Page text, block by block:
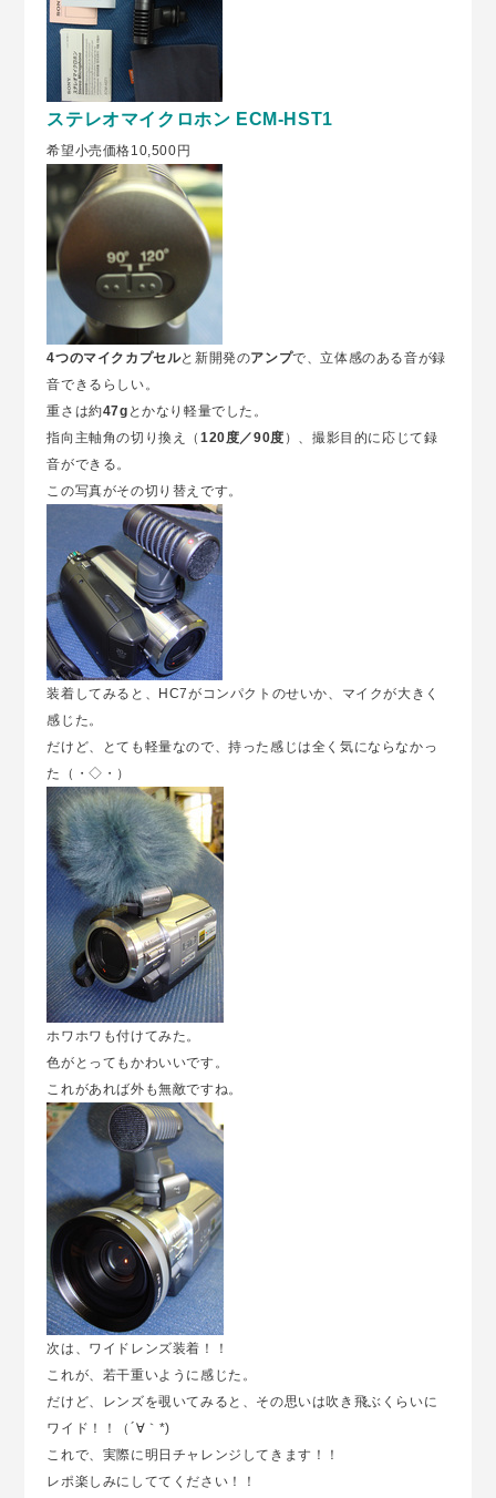
ステレオマイクロホン ECM-HST1
希望小売価格10,500円
4つのマイクカプセルと新開発のアンプで、立体感のある音が録
音できるらしい。
重さは約47g とかなり軽量でした。
指向主軸角の切り換え（ 120度／90度 ）、撮影目的に応じて録
音ができる。
この写真がその切り替えです。
装着してみると、HC7がコンパクトのせいか、マイクが大きく
感じた。
だけど、とても軽量なので、持った感じは全く気にならなかっ
た（・◇・）ゞ
ホワホワも付けてみた。
色がとってもかわいいです。
これがあれば外も無敵ですね。
次は、ワイドレンズ装着！！
これが、若干重いように感じた。
だけど、レンズを覗いてみると、その思いは吹き飛ぶくらいに
ワイド！！（´∀｀*)
これで、実際に明日チャレンジしてきます！！
レポ楽しみにしててください！！